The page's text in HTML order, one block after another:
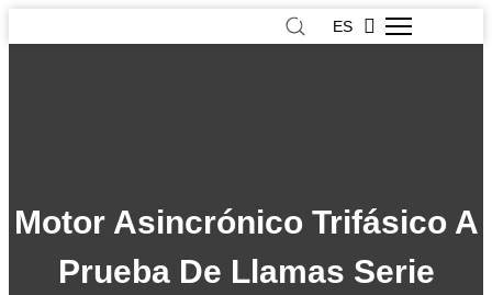
ES
Motor Asincrónico Trifásico A
Prueba De Llamas Serie